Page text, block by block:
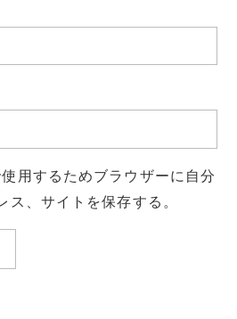
用するためブラウザーに自分
ス、サイトを保存する。